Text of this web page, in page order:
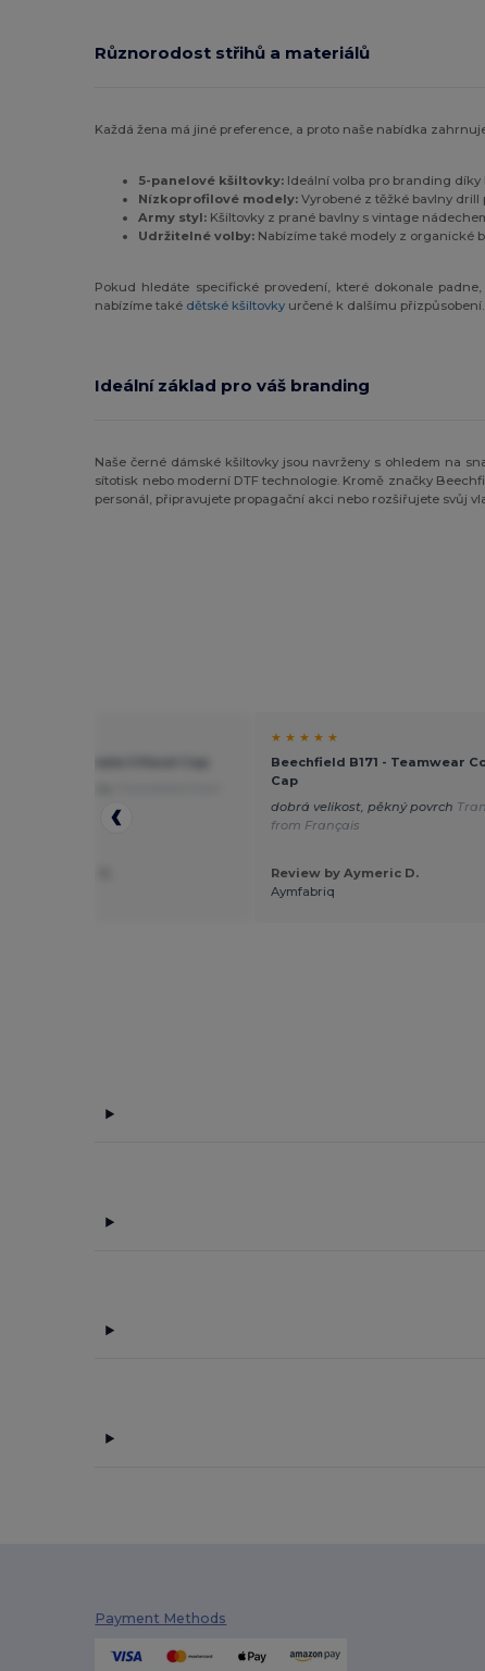
Různorodost střihů a materiálů
Každá žena má jiné preference, a proto naše nabídka
5-panelové kšiltovky: Ideální volba pro branding
Nízkoprofilové modely: Vyrobené z těžké bavlny
Army styl: Kšiltovky z prané bavlny s vintage
Udržitelné volby: Nabízíme také modely z organické
Pokud hledáte specifické provedení, které dokonale
nabízíme také dětské kšiltovky určené k dalšímu přizpůsobení.
Ideální základ pro váš branding
Naše černé dámské kšiltovky jsou navrženy s ohledem na
sítotisk nebo moderní DTF technologie. Kromě značky
personál, připravujete propagační akci nebo rozšiřujete svůj
★ ★ ★ ★ ★
Beechfield B171 - Teamwear
Cap
dobrá velikost, pěkný povrch
from Français
Review by Aymeric D.
Aymfabriq
Payment Methods